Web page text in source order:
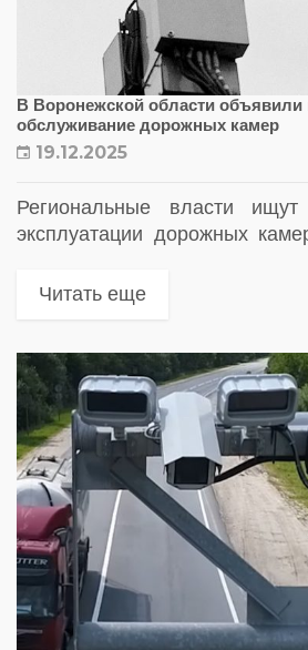
В Воронежской области объявили
обслуживание дорожных камер
19.12.2025
Региональные власти
эксплуатации дорожных
Читать еще